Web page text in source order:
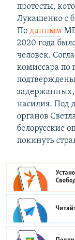
протесты,
Лукашенко с
По данным
2020 года
человек.
комиссара по
насилия. Под
органов
белорусские
покинуть